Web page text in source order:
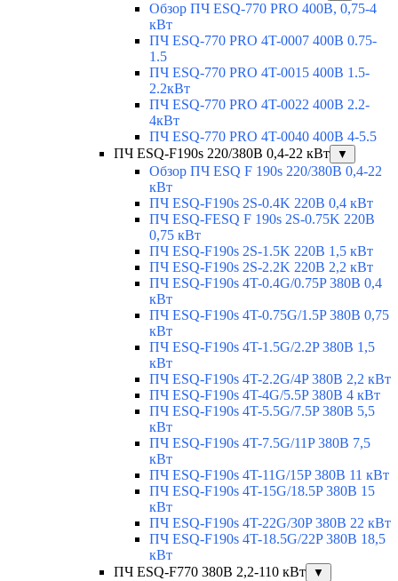
Обзор ПЧ ESQ-770 PRO 400В, 0,75-4
кВт
ПЧ ESQ-770 PRO 4T-0007 400В 0.75-
1.5
ПЧ ESQ-770 PRO 4T-0015 400В 1.5-
2.2кВт
ПЧ ESQ-770 PRO 4T-0022 400В 2.2-
4кВт
ПЧ ESQ-770 PRO 4T-0040 400В 4-5.5
ПЧ ESQ-F190s 220/380В 0,4-22 кВт
▼
Обзор ПЧ ESQ F 190s 220/380В 0,4-22
кВт
ПЧ ESQ-F190s 2S-0.4K 220В 0,4 кВт
ПЧ ESQ-FESQ F 190s 2S-0.75K 220В
0,75 кВт
ПЧ ESQ-F190s 2S-1.5K 220В 1,5 кВт
ПЧ ESQ-F190s 2S-2.2K 220В 2,2 кВт
ПЧ ESQ-F190s 4T-0.4G/0.75P 380В 0,4
кВт
ПЧ ESQ-F190s 4T-0.75G/1.5P 380В 0,75
кВт
ПЧ ESQ-F190s 4T-1.5G/2.2P 380В 1,5
кВт
ПЧ ESQ-F190s 4T-2.2G/4P 380В 2,2 кВт
ПЧ ESQ-F190s 4T-4G/5.5P 380В 4 кВт
ПЧ ESQ-F190s 4T-5.5G/7.5P 380В 5,5
кВт
ПЧ ESQ-F190s 4T-7.5G/11P 380В 7,5
кВт
ПЧ ESQ-F190s 4T-11G/15P 380В 11 кВт
ПЧ ESQ-F190s 4T-15G/18.5P 380В 15
кВт
ПЧ ESQ-F190s 4T-22G/30P 380В 22 кВт
ПЧ ESQ-F190s 4T-18.5G/22P 380В 18,5
кВт
ПЧ ESQ-F770 380В 2,2-110 кВт
▼